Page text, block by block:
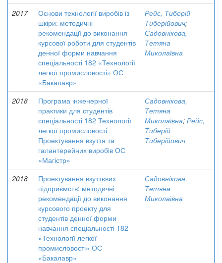
2017
Основи технології виробів із
шкіри: методичні
рекомендації до виконання
курсової роботи для студентів
денної форми навчання
спеціальності 182 «Технології
легкої промисловості» ОС
«Бакалавр»
Рейс, Тиберій
Тиберійович;
Садовнікова,
Тетяна
Миколаївна
2018
Програма інженерної
практики для студентів
спеціальності 182 Технології
легкої промисловості
Проектування взуття та
галантерейних виробів ОС
«Магістр»
Садовнікова,
Тетяна
Миколаївна; Рейс,
Тиберій
Тиберійович
2018
Проектування взуттєвих
підприємств: методичні
рекомендації до виконання
курсового проекту для
студентів денної форми
навчання спеціальності 182
«Технології легкої
промисловості» ОС
«Бакалавр»
Садовнікова,
Тетяна
Миколаївна